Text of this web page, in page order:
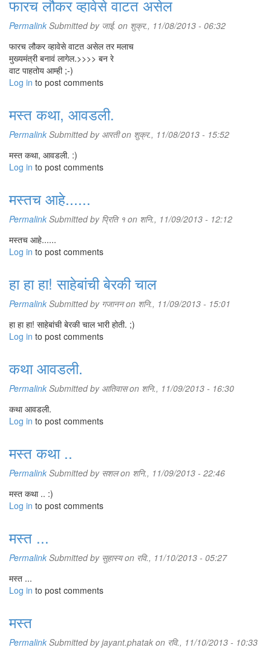
फारच लौकर व्हावेसे वाटत असेल
Permalink Submitted by जाई. on शुक्र., 11/08/2013 - 06:32
फारच लौकर व्हावेसे वाटत असेल तर मलाच
मुख्यमंत्री बनावं लागेल.>>>> बन रे
वाट पाहतोय आम्ही ;-)
Log in to post comments
मस्त कथा, आवडली.
Permalink Submitted by आरतीon शुक्र., 11/08/2013 - 15:52
मस्त कथा, आवडली. :)
Log in to post comments
मस्तच आहे......
Permalink Submitted by प्रिति १ on शनि., 11/09/2013 - 12:12
मस्तच आहे......
Log in to post comments
हा हा हा! साहेबांची बेरकी चाल
Permalink Submitted by गजाननon शनि., 11/09/2013 - 15:01
हा हा हा! साहेबांची बेरकी चाल भारी होती. ;)
Log in to post comments
कथा आवडली.
Permalink Submitted by आतिवासon शनि., 11/09/2013 - 16:30
कथा आवडली.
Log in to post comments
मस्त कथा ..
Permalink Submitted by सशलon शनि., 11/09/2013 - 22:46
मस्त कथा .. :)
Log in to post comments
मस्त ...
Permalink Submitted by सुहास्यon रवि., 11/10/2013 - 05:27
मस्त ...
Log in to post comments
मस्त
Permalink Submitted byjayant.phatak on रवि., 11/10/2013 - 10:33